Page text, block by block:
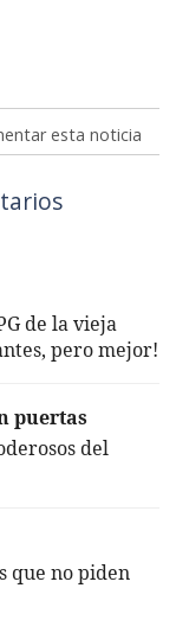
esta noticia
de la vieja
pero mejor!
puertas
del
que no piden